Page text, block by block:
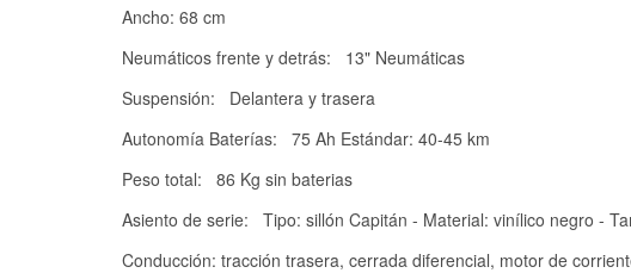
Ancho: 68 cm
Neumáticos frente y detrás: 13" Neumáticas
Suspensión: Delantera y trasera
Autonomía Baterías: 75 Ah Estándar: 40-45 km
Peso total: 86 Kg sin baterias
Asiento de serie: Tipo: sillón Capitán - Material: vinílico negro -
Conducción: tracción trasera, cerrada diferencial, motor de